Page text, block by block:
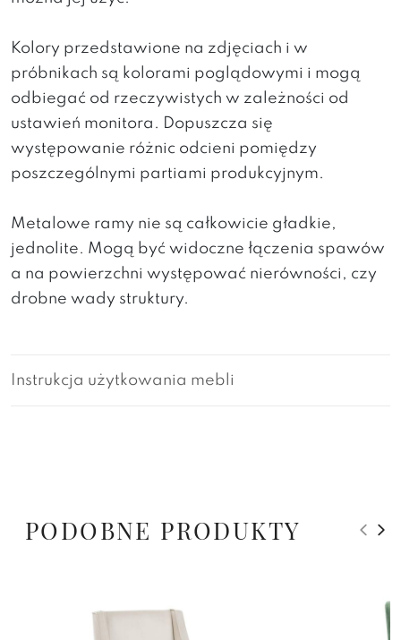
Kolory przedstawione na zdjęciach i w
próbnikach są kolorami poglądowymi i mogą
odbiegać od rzeczywistych w zależności od
ustawień monitora. Dopuszcza się
występowanie różnic odcieni pomiędzy
poszczególnymi partiami produkcyjnym.
Metalowe ramy nie są całkowicie gładkie,
jednolite. Mogą być widoczne łączenia spawów
a na powierzchni występować nierówności, czy
drobne wady struktury.
Instrukcja użytkowania mebli
PODOBNE PRODUKTY